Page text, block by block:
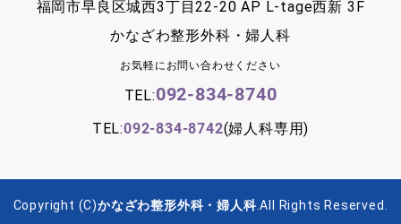
福岡市早良区城西3丁目22-20 AP L-tage西新 3F
かなざわ整形外科・婦人科
お気軽にお問い合わせください
TEL:092-834-8740
TEL:092-834-8742(婦人科専用)
Copyright (C)かなざわ整形外科・婦人科 .All Rights Reserved.